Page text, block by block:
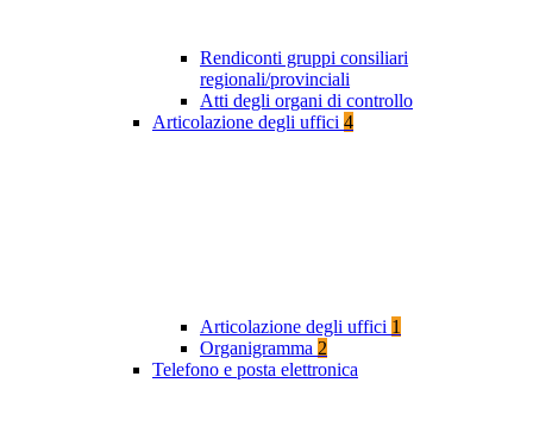
Rendiconti gruppi consiliari
regionali/provinciali
Atti degli organi di controllo
Articolazione degli uffici 4
Articolazione degli uffici 1
Organigramma 2
Telefono e posta elettronica